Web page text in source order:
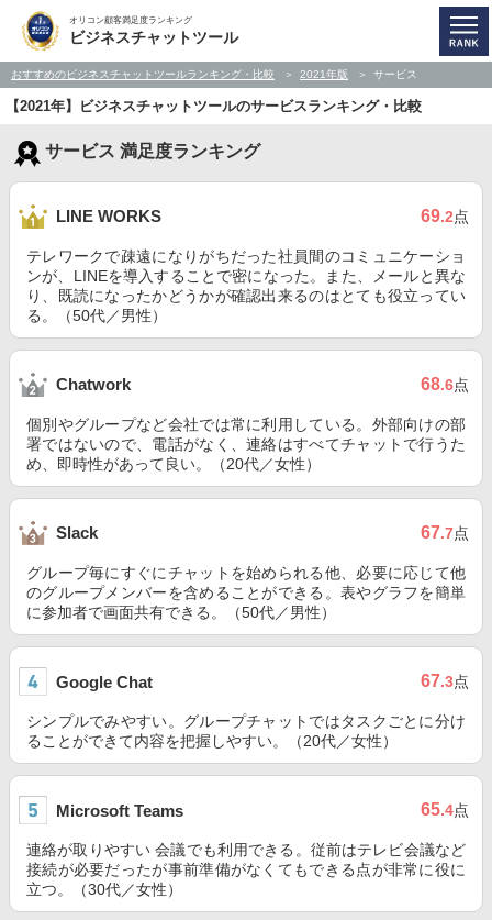
オリコン顧客満足度ランキング
ビジネスチャットツール
おすすめのビジネスチャットツールランキング・比較 2021年版 サービス
【2021年】ビジネスチャットツールのサービスランキング・比較
サービス 満足度ランキング
LINE WORKS 69.2点
テレワークで疎遠になりがちだった社員間のコミュニケーショ
ンが、LINEを導入することで密になった。また、メールと異な
り、既読になったかどうかが確認出来るのはとても役立ってい
る。（50代／男性）
Chatwork 68.6点
個別やグループなど会社では常に利用している。外部向けの部
署ではないので、電話がなく、連絡はすべてチャットで行うた
め、即時性があって良い。（20代／女性）
Slack 67.7点
グループ毎にすぐにチャットを始められる他、必要に応じて他
のグループメンバーを含めることができる。表やグラフを簡単
に参加者で画面共有できる。（50代／男性）
Google Chat 67.3点
シンプルでみやすい。グループチャットではタスクごとに分け
ることができて内容を把握しやすい。（20代／女性）
Microsoft Teams 65.4点
連絡が取りやすい 会議でも利用できる。従前はテレビ会議など
接続が必要だったが事前準備がなくてもできる点が非常に役に
立つ。（30代／女性）